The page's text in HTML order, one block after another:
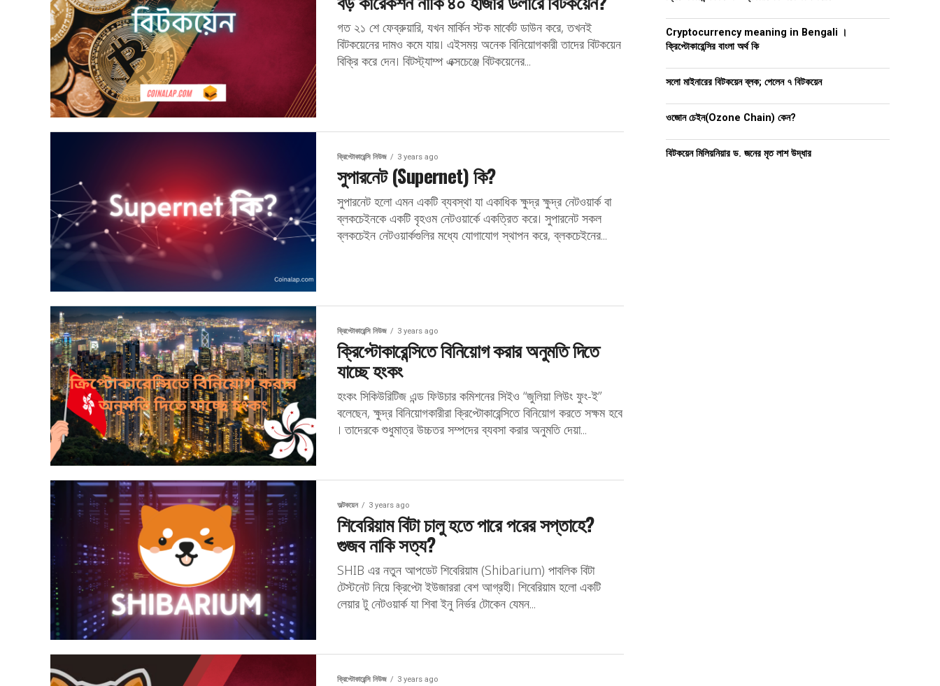
গত ২১ শে ফেব্রুয়ারি, যখন মার্কিন স্টক মার্কেট ডাউন করে, তখনই
বিটকয়েনের দামও কমে যায়। এইসময় অনেক বিনিয়োগকারী তাদের বিটকয়েন
বিক্রি করে দেন। বিটস্ট্যাম্প এক্সচেঞ্জে বিটকয়েনের...
ক্রিপ্টোকারেন্সি নিউজ 3 years ago
সুপারনেট (Supernet) কি?
সুপারনেট হলো এমন একটি ব্যবস্থা যা একাধিক ক্ষুদ্র ক্ষুদ্র নেটওয়ার্ক বা
ব্লকচেইনকে একটি বৃহওম নেটওয়ার্কে একত্রিত করে। সুপারনেট সকল
ব্লকচেইন নেটওয়ার্কগুলির মধ্যে যোগাযোগ স্থাপন করে, ব্লকচেইনের...
ক্রিপ্টোকারেন্সি নিউজ 3 years ago
ক্রিপ্টোকারেন্সিতে বিনিয়োগ করার অনুমতি দিতে
যাচ্ছে হংকং
হংকং সিকিউরিটিজ এন্ড ফিউচার কমিশনের সিইও “জুলিয়া লিউং ফুং-ই”
বলেছেন, ক্ষুদ্র বিনিয়োগকারীরা ক্রিপ্টোকারেন্সিতে বিনিয়োগ করতে সক্ষম হবে
। তাদেরকে শুধুমাত্র উচ্চতর সম্পদের ব্যবসা করার অনুমতি দেয়া...
অল্টকয়েন 3 years ago
শিবেরিয়াম বিটা চালু হতে পারে পরের সপ্তাহে?
গুজব নাকি সত্য?
SHIB এর নতুন আপডেট শিবেরিয়াম (Shibarium) পাবলিক বিটা
টেস্টনেট নিয়ে ক্রিপ্টো ইউজাররা বেশ আগ্রহী। শিবেরিয়াম হলো একটি
লেয়ার টু নেটওয়ার্ক যা শিবা ইনু নির্ভর টোকেন যেমন...
ক্রিপ্টোকারেন্সি নিউজ 3 years ago
Cryptocurrency meaning in Bengali ।
ক্রিপ্টোকারেন্সির বাংলা অর্থ কি
সলো মাইনারের বিটকয়েন ব্লক; পেলেন ৭ বিটকয়েন
ওজোন চেইন(Ozone Chain) কেন?
বিটকয়েন মিলিয়নিয়ার ড. জনের মৃত লাশ উদ্ধার